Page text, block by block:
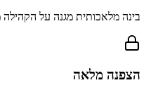
בינה מלאכותית מגנה על הקהילה
הצפנה מלאה